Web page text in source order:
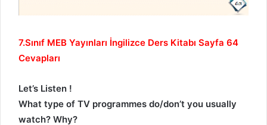
7.Sınıf MEB Yayınları İngilizce Ders Kitabı Sayfa 64
Cevapları
Let’s Listen !
What type of TV programmes do/don’t you usually
watch? Why?